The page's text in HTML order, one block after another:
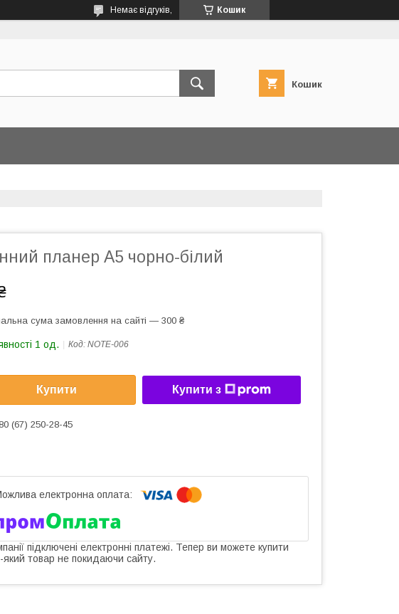
Кошик
Немає відгуків,
Кошик
планер А5 чорно-білий
сума замовлення на сайті — 300 ₴
1 од. Код: NOTE-006
Купити Купити з
(67) 250-28-45
підключені електронні платежі. Тепер ви можете купити
який товар не покидаючи сайту.